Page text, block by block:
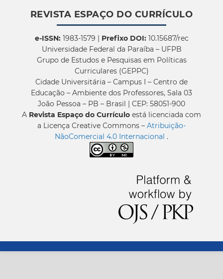
REVISTA ESPAÇO DO CURRÍCULO
e-ISSN:1983-1579 | Prefixo DOI:10.15687/rec
Universidade Federal da Paraíba – UFPB
Grupo de Estudos e Pesquisas em Políticas
Curriculares (GEPPC)
Cidade Universitária – Campus I – Centro de
Educação – Ambiente dos Professores, Sala 03
João Pessoa – PB – Brasil | CEP: 58051-900
A Revista Espaço do Currículo está licenciada com
a Licença Creative Commons – Atribuição-
NãoComercial 4.0 Internacional .